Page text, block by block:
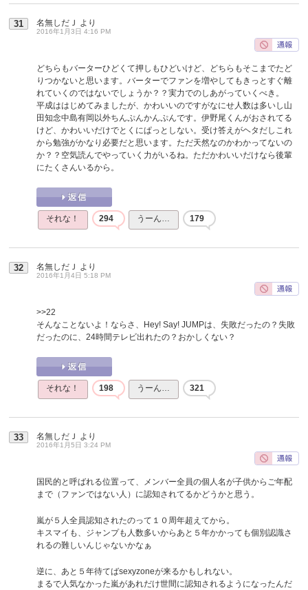
31 名無しだＪ より
2016年1月3日 4:16 PM
どちらもバーターひどくて押しもひどいけど、どちらもそこまでたど
りつかないと思います。バーターでファンを増やしてもきっとすぐ離
れていくのではないでしょうか？？実力でのしあがっていくべき。
平成ははじめてみましたが、かわいいのですがなにせ人数は多いし山
田知念中島有岡以外ちんぷんかんぷんです。伊野尾くんがおされてる
けど、かわいいだけでとくにぱっとしない。受け答えがヘタだしこれ
から勉強がかなり必要だと思います。ただ天然なのかわかってないの
か？？空気読んでやっていく力がいるね。ただかわいいだけなら後輩
にたくさんいるから。
それな！ 294 うーん… 179
32 名無しだＪ より
2016年1月4日 5:18 PM
>>22
そんなことないよ！ならさ、Hey! Say! JUMPは、失敗だったの？失敗
だったのに、24時間テレビ出れたの？おかしくない？
それな！ 198 うーん… 321
33 名無しだＪ より
2016年1月5日 3:24 PM
国民的と呼ばれる位置って、メンバー全員の個人名が子供からご年配
まで（ファンではない人）に認知されてるかどうかと思う。
嵐が５人全員認知されたのって１０周年超えてから。
キスマイも、ジャンプも人数多いからあと５年かかっても個別認識さ
れるの難しいんじゃないかなぁ
逆に、あと５年待てばsexyzoneが来るかもしれない。
まるで人気なかった嵐があれだけ世間に認知されるようになったんだ